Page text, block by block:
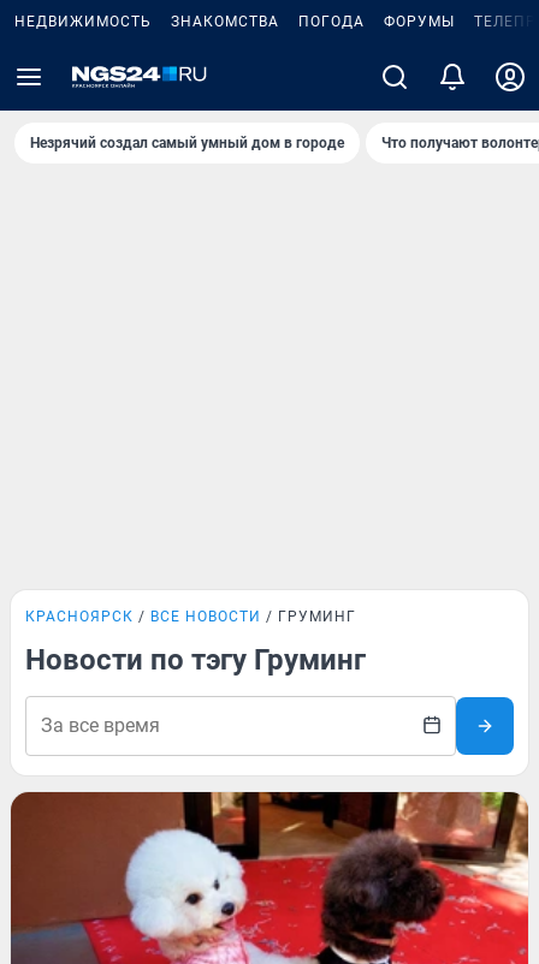
НЕДВИЖИМОСТЬ ЗНАКОМСТВА ПОГОДА ФОРУМЫ
Незрячий создал самый умный дом в городе Что получают
КРАСНОЯРСК ВСЕ НОВОСТИ ГРУМИНГ
Новости по тэгу Груминг